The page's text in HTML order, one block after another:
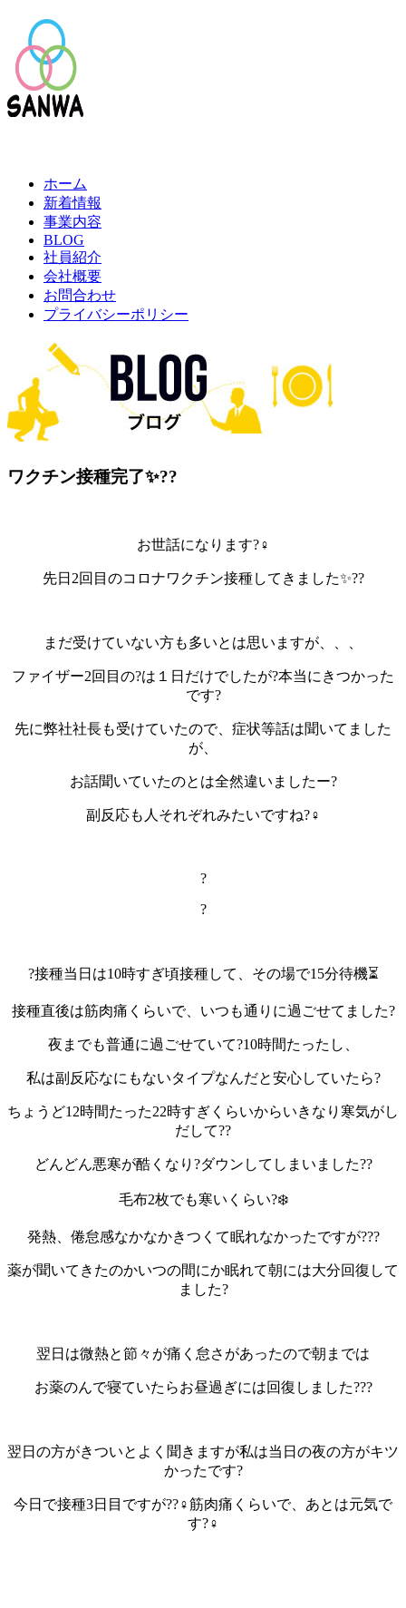
ホーム
新着情報
事業内容
BLOG
社員紹介
会社概要
お問合わせ
プライバシーポリシー
ワクチン接種完了✨??
お世話になります?‍♀️
先日2回目のコロナワクチン接種してきました✨??
まだ受けていない方も多いとは思いますが、、、
ファイザー2回目の?は１日だけでしたが?本当にきつかった
です?
先に弊社社長も受けていたので、症状等話は聞いてました
が、
お話聞いていたのとは全然違いましたー?
副反応も人それぞれみたいですね?‍♀️
?
?
?接種当日は10時すぎ頃接種して、その場で15分待機⏳
接種直後は筋肉痛くらいで、いつも通りに過ごせてました?
夜までも普通に過ごせていて?10時間たったし、
私は副反応なにもないタイプなんだと安心していたら?
ちょうど12時間たった22時すぎくらいからいきなり寒気がし
だして??
どんどん悪寒が酷くなり?ダウンしてしまいました??
毛布2枚でも寒いくらい?❄️
発熱、倦怠感なかなかきつくて眠れなかったですが???
薬が聞いてきたのかいつの間にか眠れて朝には大分回復して
ました?
翌日は微熱と節々が痛く怠さがあったので朝までは
お薬のんで寝ていたらお昼過ぎには回復しました???
翌日の方がきついとよく聞きますが私は当日の夜の方がキツ
かったです?
今日で接種3日目ですが??‍♀️筋肉痛くらいで、あとは元気で
す?‍♀️